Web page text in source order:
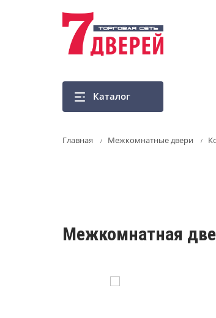
Каталог
Главная Межкомнатные двери
Межкомнатная